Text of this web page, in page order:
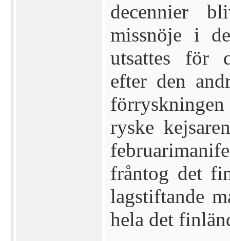
decennier
missnöje i
utsattes för
efter den
ryske
fråntog det
lagstiftande
hela det